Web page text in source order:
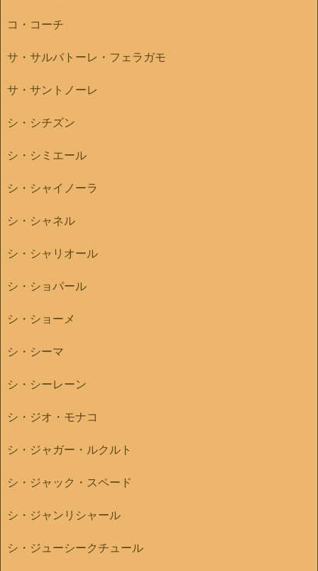
コ・コーチ
サ・サルバトーレ・フェラガモ
サ・サントノーレ
シ・シチズン
シ・シミエール
シ・シャイノーラ
シ・シャネル
シ・シャリオール
シ・ショパール
シ・ショーメ
シ・シーマ
シ・シーレーン
シ・ジオ・モナコ
シ・ジャガー・ルクルト
シ・ジャック・スペード
シ・ジャンリシャール
シ・ジューシークチュール